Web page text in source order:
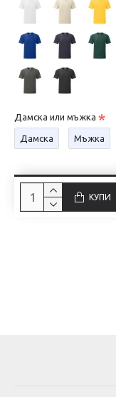
Дамска или мъжка
Дамска Мъжка
КУПИ